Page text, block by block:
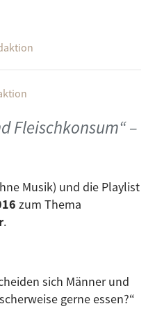
Fleischkonsum“ –
Musik) und die Playlist
zum Thema
.
sich Männer und
gerne essen?“